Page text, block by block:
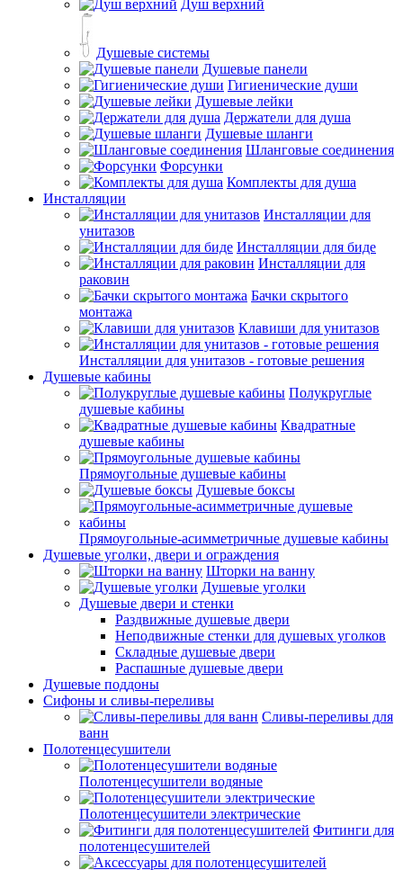
Душ верхний
Душевые системы
Душевые панели
Гигиенические души
Душевые лейки
Держатели для душа
Душевые шланги
Шланговые соединения
Форсунки
Комплекты для душа
Инсталляции
Инсталляции для
унитазов
Инсталляции для биде
Инсталляции для
раковин
Бачки скрытого
монтажа
Клавиши для унитазов
Инсталляции для унитазов - готовые решения
Душевые кабины
Полукруглые
душевые кабины
Квадратные
душевые кабины
Прямоугольные душевые кабины
Душевые боксы
Прямоугольные-асимметричные душевые кабины
Душевые уголки, двери и ограждения
Шторки на ванну
Душевые уголки
Душевые двери и стенки
Раздвижные душевые двери
Неподвижные стенки для душевых уголков
Складные душевые двери
Распашные душевые двери
Душевые поддоны
Сифоны и сливы-переливы
Сливы-переливы для
ванн
Полотенцесушители
Полотенцесушители водяные
Полотенцесушители электрические
Фитинги для
полотенцесушителей